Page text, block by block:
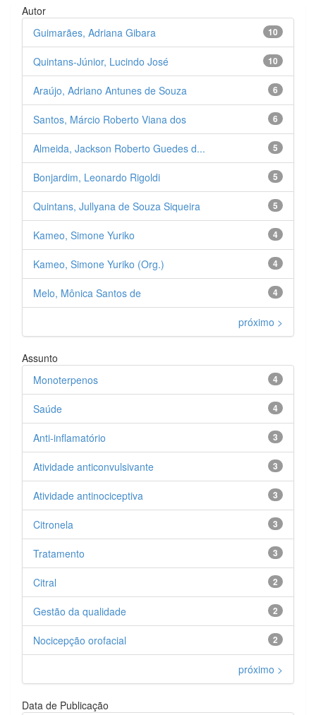
Autor
10
Guimarães, Adriana Gibara
10
Quintans-Júnior, Lucindo José
6
Araújo, Adriano Antunes de Souza
6
Santos, Márcio Roberto Viana dos
5
Almeida, Jackson Roberto Guedes d...
5
Bonjardim, Leonardo Rigoldi
5
Quintans, Jullyana de Souza Siqueira
4
Kameo, Simone Yuriko
4
Kameo, Simone Yuriko (Org.)
4
Melo, Mônica Santos de
próximo >
Assunto
4
Monoterpenos
4
Saúde
3
Anti-inflamatório
3
Atividade anticonvulsivante
3
Atividade antinociceptiva
3
Citronela
3
Tratamento
2
Citral
2
Gestão da qualidade
2
Nocicepção orofacial
próximo >
Data de Publicação